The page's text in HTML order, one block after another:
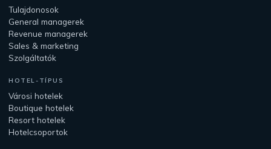
Tulajdonosok
General managerek
Revenue managerek
Sales & marketing
Szolgáltatók
HOTEL-TÍPUS
Városi hotelek
Boutique hotelek
Resort hotelek
Hotelcsoportok